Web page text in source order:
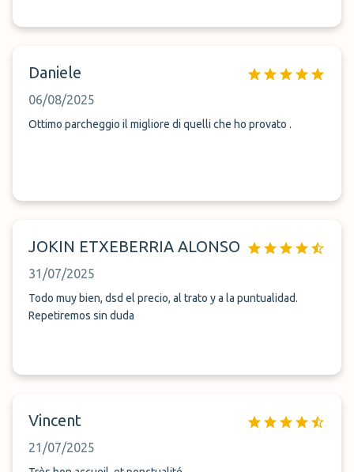
Daniele
06/08/2025
Ottimo parcheggio il migliore di quelli che ho provato .
JOKIN ETXEBERRIA ALONSO
31/07/2025
Todo muy bien, dsd el precio, al trato y a la puntualidad.
Repetiremos sin duda
Vincent
21/07/2025